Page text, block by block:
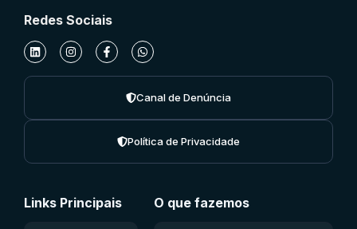
Redes Sociais
Canal de Denúncia
Política de Privacidade
Links Principais O que fazemos